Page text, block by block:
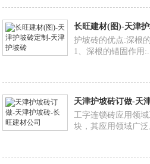
长旺建材(图)-天津
护坡砖的优点:深根
1、深根的锚固作用
天津护坡砖订做-天
工字连锁砖应用领
块，其应用领域广